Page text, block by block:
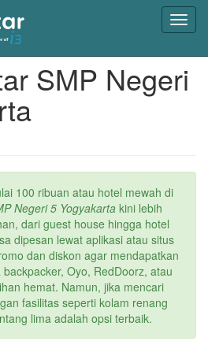
SMP Negeri
100 ribuan atau hotel mewah di
Negeri 5 Yogyakarta kini lebih
dari guest house hingga hotel
dipesan lewat aplikasi atau situs
dan diskon agar mendapatkan
Oyo, RedDoorz, atau
hemat. Namun, jika mencari
fasilitas seperti kolam renang
lima adalah opsi terbaik.